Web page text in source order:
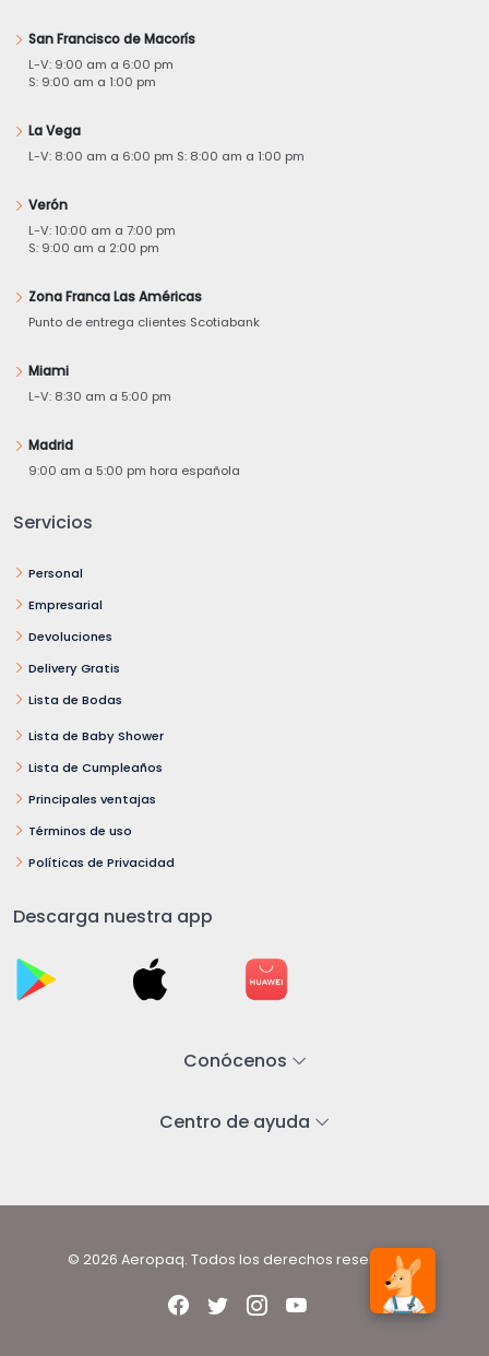
San Francisco de Macorís
L-V: 9:00 am a 6:00 pm
S: 9:00 am a 1:00 pm
La Vega
L-V: 8:00 am a 6:00 pm S: 8:00 am a 1:00 pm
Verón
L-V: 10:00 am a 7:00 pm
S: 9:00 am a 2:00 pm
Zona Franca Las Américas
Punto de entrega clientes Scotiabank
Miami
L-V: 8:30 am a 5:00 pm
Madrid
9:00 am a 5:00 pm hora española
Servicios
Personal
Empresarial
Devoluciones
Delivery Gratis
Lista de Bodas
Lista de Baby Shower
Lista de Cumpleaños
Principales ventajas
Términos de uso
Políticas de Privacidad
Descarga nuestra app
Conócenos
Centro de ayuda
© 2026 Aeropaq. Todos los derechos reservados.